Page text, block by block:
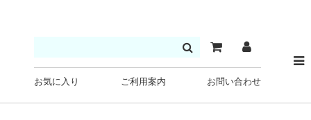
お気に入り ご利用案内 お問い合わせ